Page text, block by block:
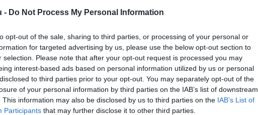
- Do Not Process My Personal Information
opt-out of the sale, sharing to third parties, or processing of your personal or
for targeted advertising by us, please use the below opt-out section to
selection. Please note that after your opt-out request is processed you may
interest-based ads based on personal information utilized by us or personal
to third parties prior to your opt-out. You may separately opt-out of the
of your personal information by third parties on the IAB’s list of downstream
This information may also be disclosed by us to third parties on the IAB’s List of
Participants that may further disclose it to other third parties.